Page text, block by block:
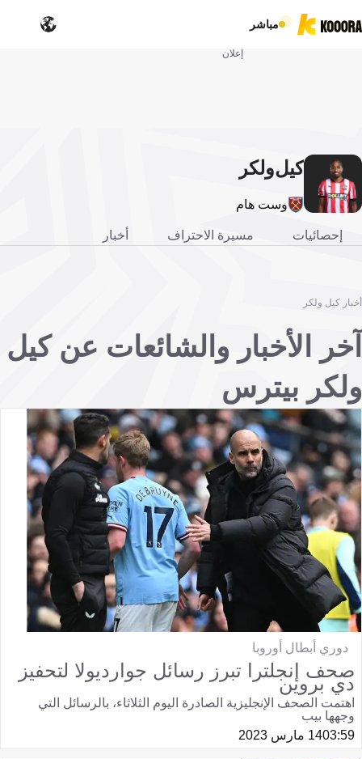
مباشر
إعلان
كيلولكر
وست هام
إحصائيات مسيرة الاحتراف أخبار
أخبار كيل ولكر
آخر الأخبار والشائعات عن كيل
ولكر بيترس
دوري أبطال أوروبا
صحف إنجلترا تبرز رسائل جوارديولا لتحفيز
دي بروين
اهتمت الصحف الإنجليزية الصادرة اليوم الثلاثاء، بالرسائل التي
وجهها بيب
03:5914 مارس 2023